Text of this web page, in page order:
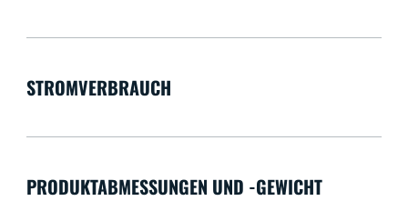
STROMVERBRAUCH
PRODUKTABMESSUNGEN UND -GEWICHT